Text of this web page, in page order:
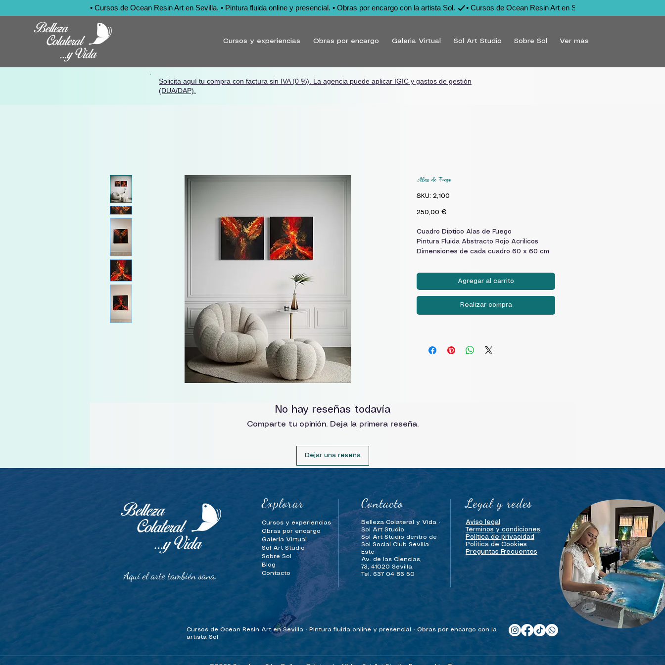
• Cursos de Ocean Resin Art en Sevilla. • Pintura fluida online y presencial. • Obras por encargo con la artista Sol.
Cursos y experiencias Obras por encargo Galeria Virtual Sol Art Studio Sobre Sol Ver más
Solicita aquí tu compra con factura sin IVA (0 %). La agencia puede aplicar IGIC y gastos de gestión
(DUA/DAP).
Alas de Fuego
SKU: 2,100
250,00 €
Cuadro Diptico Alas de Fuego
Pintura Fluida Abstracto Rojo Acrilicos
Dimensiones de cada cuadro 60 x 60 cm
Agregar al carrito
Realizar compra
No hay reseñas todavía
Comparte tu opinión. Deja la primera reseña.
Dejar una reseña
Aquí el arte también sana.
Explorar Contacto Legal y redes
Cursos y experiencias
Obras por encargo
Galeria Virtual
Sol Art Studio
Sobre Sol
Blog
Contacto
Belleza Colateral y Vida ·
Sol Art Studio
Sol Art Studio dentro de
Sol Social Club Sevilla
Este
Av. de las Ciencias,
73, 41020 Sevilla.
Tel. 637 04 86 50
Aviso legal
Términos y condiciones
Política de privacidad
Política de Cookies
Preguntas Frecuentes
Cursos de Ocean Resin Art en Sevilla · Pintura fluida online y presencial · Obras por encargo con la
artista Sol